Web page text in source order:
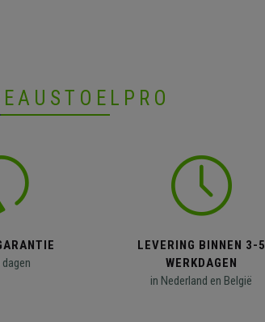
LEVERING BINNEN 3-5
WERKDAGEN
in Nederland en België